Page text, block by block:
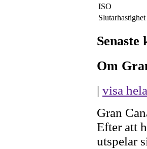
ISO
Slutarhastighet
Om
| visa hela
Gran
Efter att
utspelar